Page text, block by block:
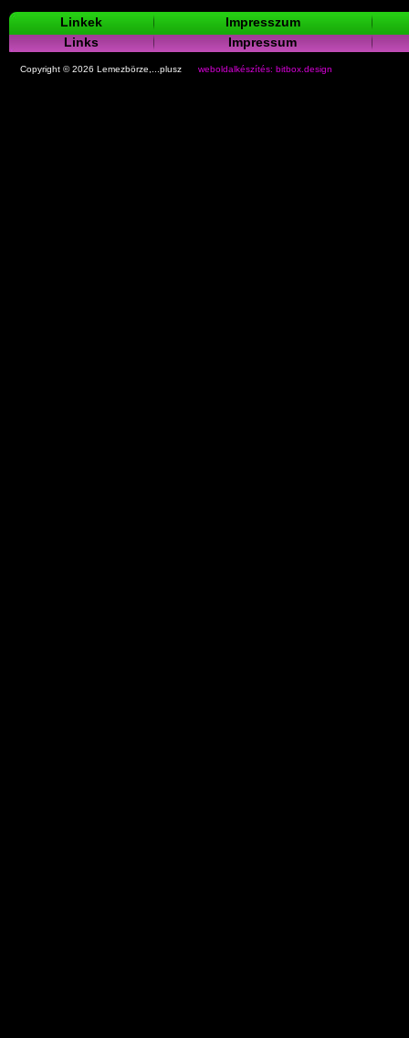
Linkek
Impresszum
Links
Impressum
Copyright © 2026 Lemezbörze,...plusz weboldalkészítés: bitbox.design